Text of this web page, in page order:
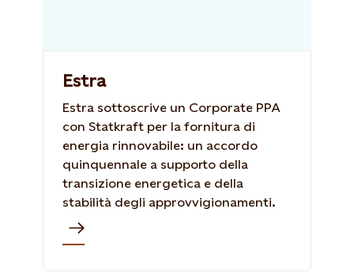
Estra
Estra sottoscrive un Corporate PPA
con Statkraft per la fornitura di
energia rinnovabile: un accordo
quinquennale a supporto della
transizione energetica e della
stabilità degli approvvigionamenti.